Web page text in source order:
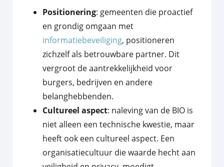
Positionering: gemeenten die proactief
en grondig omgaan met
informatiebeveiliging, positioneren
zichzelf als betrouwbare partner. Dit
vergroot de aantrekkelijkheid voor
burgers, bedrijven en andere
belanghebbenden.
Cultureel aspect: naleving van de BIO is
niet alleen een technische kwestie, maar
heeft ook een cultureel aspect. Een
organisatiecultuur die waarde hecht aan